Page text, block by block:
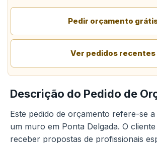
Pedir orçamento
Ver pedidos recentes
Descrição do Pedido de
Este pedido de orçamento refere-se
um muro em Ponta Delgada. O
receber propostas de profissionais